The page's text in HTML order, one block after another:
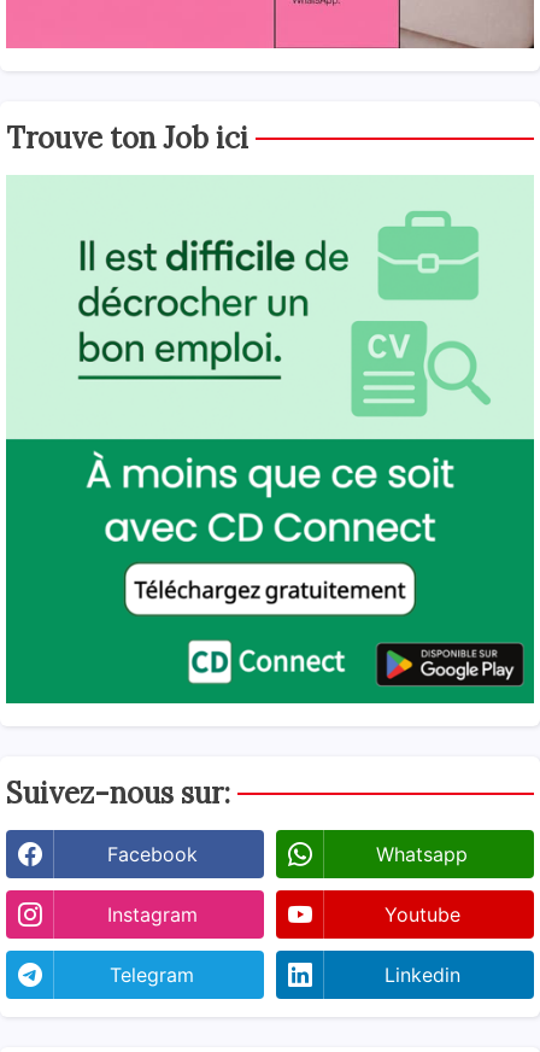
Trouve ton Job ici
Suivez-nous sur:
Facebook Whatsapp
Instagram Youtube
Telegram Linkedin